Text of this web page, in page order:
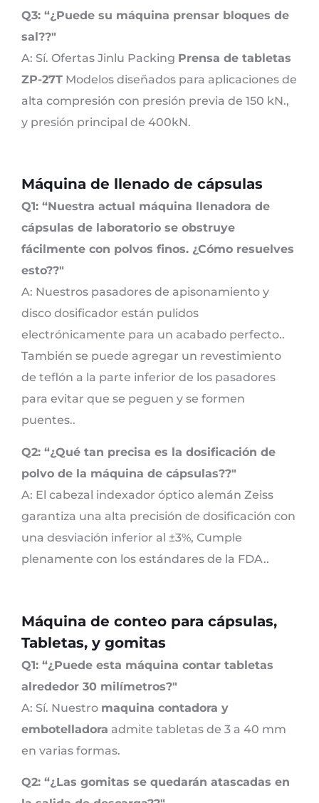
Q3: “¿Puede su máquina prensar bloques de
sal??"
A: Sí. Ofertas Jinlu Packing Prensa de tabletas
ZP-27T Modelos diseñados para aplicaciones de
alta compresión con presión previa de 150 kN.,
y presión principal de 400kN.
Máquina de llenado de cápsulas
Q1: “Nuestra actual máquina llenadora de
cápsulas de laboratorio se obstruye
fácilmente con polvos finos. ¿Cómo resuelves
esto??"
A: Nuestros pasadores de apisonamiento y
disco dosificador están pulidos
electrónicamente para un acabado perfecto..
También se puede agregar un revestimiento
de teflón a la parte inferior de los pasadores
para evitar que se peguen y se formen
puentes..
Q2: “¿Qué tan precisa es la dosificación de
polvo de la máquina de cápsulas??"
A: El cabezal indexador óptico alemán Zeiss
garantiza una alta precisión de dosificación con
una desviación inferior al ±3%, Cumple
plenamente con los estándares de la FDA..
Máquina de conteo para cápsulas,
Tabletas, y gomitas
Q1: “¿Puede esta máquina contar tabletas
alrededor 30 milímetros?"
A: Sí. Nuestro maquina contadora y
embotelladora admite tabletas de 3 a 40 mm
en varias formas.
Q2: “¿Las gomitas se quedarán atascadas en